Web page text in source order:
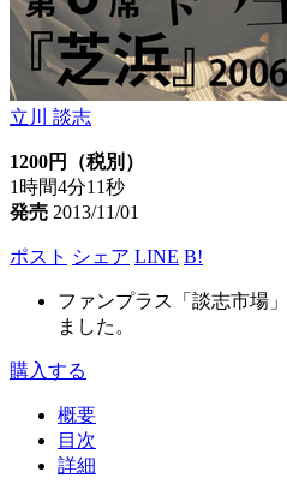
立川 談志
1200円（税別）
1時間4分11秒
発売 2013/11/01
ポスト シェア LINE B!
ファンプラス「談志市場
ました。
購入する
概要
目次
詳細